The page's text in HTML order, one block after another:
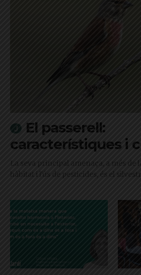
El passerell:
característiques i
La seva principal amenaça, a més de
hàbitat i l'ús de pesticides, és el